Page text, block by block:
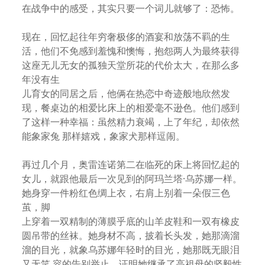
在战争中的感受，其实只要一个词儿就够了：恐怖。
现在，回忆起往年穷奢极侈的酒宴和放荡不羁的生
活，他们不免感到羞愧和懊悔，抱怨两人为最终获得
这座无儿无女的孤独天堂所花的代价太大，在那么多
年没有生
儿育女的同居之后，他俩在热恋中奇迹般地欣然发
现，餐桌边的相爱比床上的相爱毫不逊色。他们感到
了这样一种幸福：虽然精力衰竭，上了年纪，却依然
能象家兔 那样嬉戏，象家犬那样逗闹。
再过几个月，奥雷连诺第二在临死的床上将回忆起的
女儿，就跟他最后一次见到的阿玛兰塔·乌苏娜一样。
她身穿一件粉红色绸上衣，右肩上别着一朵假三色
茧，脚
上穿着一双精制的薄膜乎底的山羊皮鞋和一双有橡皮
圆吊带的丝袜。她身材不高，披着长头发，她那滴溜
溜的目光，就象乌苏娜年轻时的目光，她那既无眼泪